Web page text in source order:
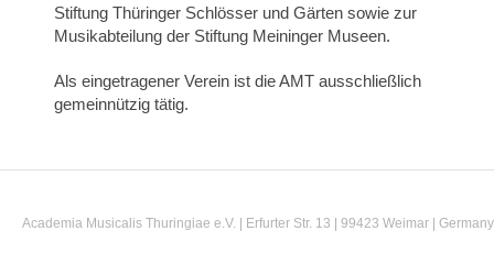
Stiftung Thüringer Schlösser und Gärten sowie zur
Musikabteilung der Stiftung Meininger Museen.
Als eingetragener Verein ist die AMT ausschließlich
gemeinnützig tätig.
Academia Musicalis Thuringiae e.V. | Erfurter Str. 13 | 99423 Weimar |